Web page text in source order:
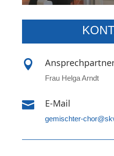

Frau Helga Arndt
 E-Mail
gemischter-